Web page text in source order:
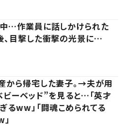
…作業員に話しかけられた
、目撃した衝撃の光景に…
から帰宅した妻子。→夫が用
ビーベッド”を見ると…「英才
るww」「闘魂こめられてる